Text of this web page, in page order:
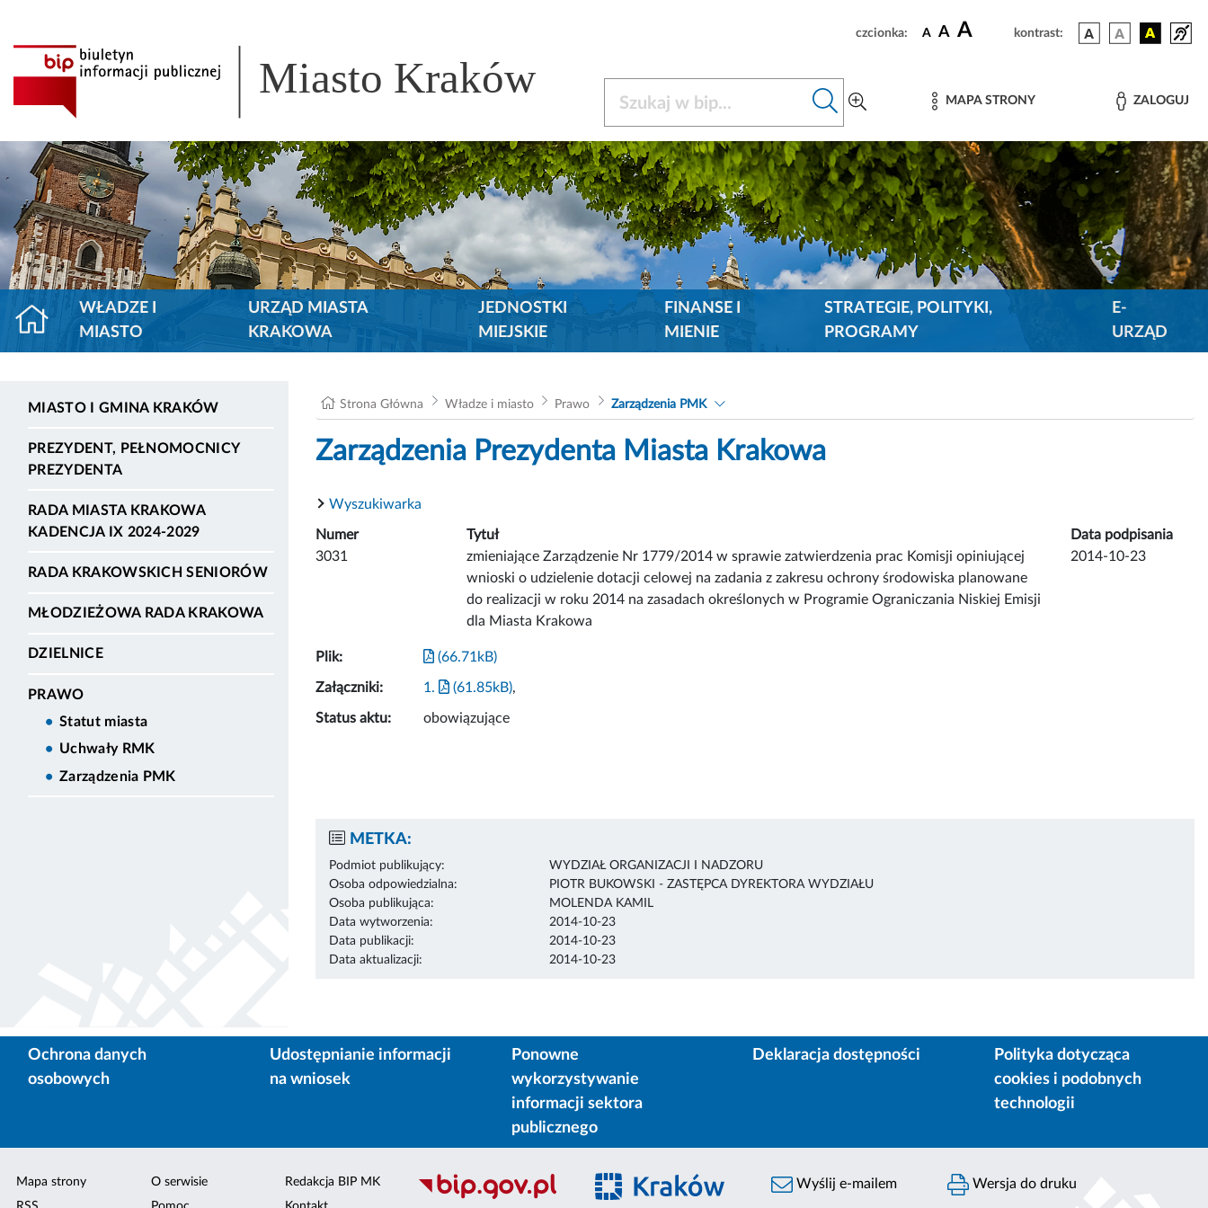
czcionka: A A A kontrast:
Miasto Kraków MAPA STRONY ZALOGUJ
WŁADZE I
MIASTO
URZĄD MIASTA
KRAKOWA
JEDNOSTKI
MIEJSKIE
FINANSE I
MIENIE
STRATEGIE, POLITYKI,
PROGRAMY
E-
URZĄD
MIASTO I GMINA KRAKÓW
PREZYDENT, PEŁNOMOCNICY
PREZYDENTA
RADA MIASTA KRAKOWA
KADENCJA IX 2024-2029
RADA KRAKOWSKICH SENIORÓW
MŁODZIEŻOWA RADA KRAKOWA
DZIELNICE
PRAWO
Statut miasta
Uchwały RMK
Zarządzenia PMK
Strona Główna Władze i miasto Prawo Zarządzenia PMK
Zarządzenia Prezydenta Miasta Krakowa
Wyszukiwarka
Numer Tytuł
Data podpisania
3031
zmieniające Zarządzenie Nr 1779/2014 w sprawie zatwierdzenia prac Komisji opiniującej
wnioski o udzielenie dotacji celowej na zadania z zakresu ochrony środowiska planowane
do realizacji w roku 2014 na zasadach określonych w Programie Ograniczania Niskiej Emisji
dla Miasta Krakowa
2014-10-23
Plik: (66.71kB)
Załączniki: 1. (61.85kB),
Status aktu: obowiązujące
METKA:
Podmiot publikujący:
WYDZIAŁ ORGANIZACJI I NADZORU
Osoba odpowiedzialna:
PIOTR BUKOWSKI - ZASTĘPCA DYREKTORA WYDZIAŁU
Osoba publikująca:
MOLENDA KAMIL
Data wytworzenia:
2014-10-23
Data publikacji:
2014-10-23
Data aktualizacji:
2014-10-23
Ochrona danych
osobowych
Udostępnianie informacji
na wniosek
Ponowne
wykorzystywanie
informacji sektora
publicznego
Deklaracja dostępności
Polityka dotycząca
cookies i podobnych
technologii
Mapa strony
O serwisie
Redakcja BIP MK
Wyślij e-mailem Wersja do druku